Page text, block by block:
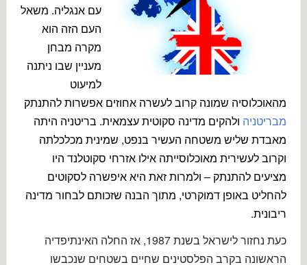
עם אנגליה. משאל
העם הזה הוא
מקרה מבחן
מעניין שבו ניתנה
למיעוט
מהאוכלוסיה שמונה קרוב לעשרה אחוזים אפשרות להתנתק
מבריטניה ולהקים מדינה סקוטית עצמאית. בריטניה היתה
מאבדת שליש משטחה העשיר בנפט, שמינית מכלכלתה
וקרוב לעשירית מאוכלוסייתה אילו אזרחי סקוטלנד היו
מציעים להתנתק – ולמרות זאת היא איפשרה לסקוטים
להחליט באופן דמוקרטי, מתוך הבנה שזכותם לבחור מדינה
ריבונית.
כעת נחזור לישראל בשנת 1987, אז החלה האינתיפדיה
הראשונה בקרב הפלסטינים שחיים בשטחים שנכבשו